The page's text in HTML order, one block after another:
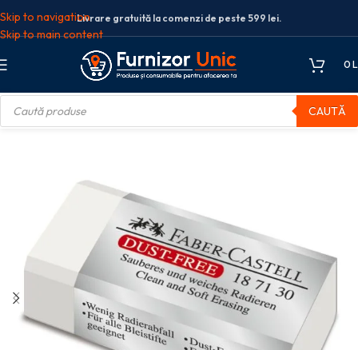
Skip to navigation
Skip to main content
Livrare gratuită la comenzi de peste 599 lei.
0
CAUTĂ
Radiere creion